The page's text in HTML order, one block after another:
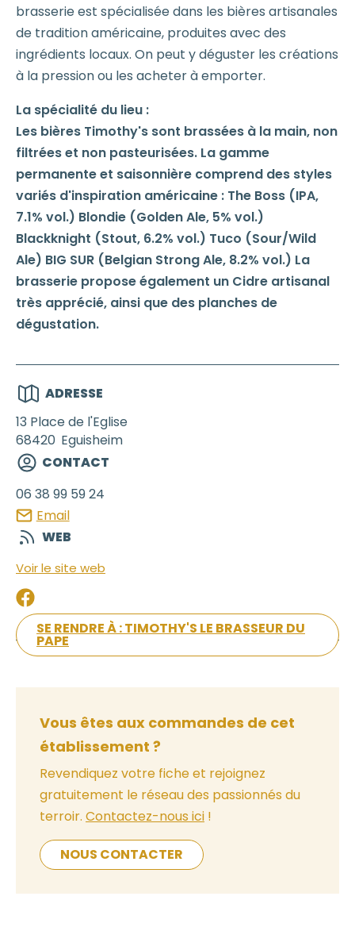
brasserie est spécialisée dans les bières artisanales
de tradition américaine, produites avec des
ingrédients locaux. On peut y déguster les créations
à la pression ou les acheter à emporter.
La spécialité du lieu :
Les bières Timothy's sont brassées à la main, non
filtrées et non pasteurisées. La gamme
permanente et saisonnière comprend des styles
variés d'inspiration américaine : The Boss (IPA,
7.1% vol.) Blondie (Golden Ale, 5% vol.)
Blackknight (Stout, 6.2% vol.) Tuco (Sour/Wild
Ale) BIG SUR (Belgian Strong Ale, 8.2% vol.) La
brasserie propose également un Cidre artisanal
très apprécié, ainsi que des planches de
dégustation.
ADRESSE
13 Place de l'Eglise
68420 Eguisheim
CONTACT
06 38 99 59 24
Email
WEB
Voir le site web
SE RENDRE À : TIMOTHY'S LE BRASSEUR DU
PAPE
Vous êtes aux commandes de cet
établissement ?
Revendiquez votre fiche et rejoignez
gratuitement le réseau des passionnés du
terroir. Contactez-nous ici !
NOUS CONTACTER